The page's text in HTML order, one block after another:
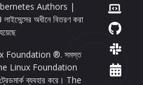
Authors |
লাইসেন্সের অধীনে বিতরণ করা
হয়েছে
Foundation ®. সমস্ত
Linux Foundation
ব্যবহার করে। The